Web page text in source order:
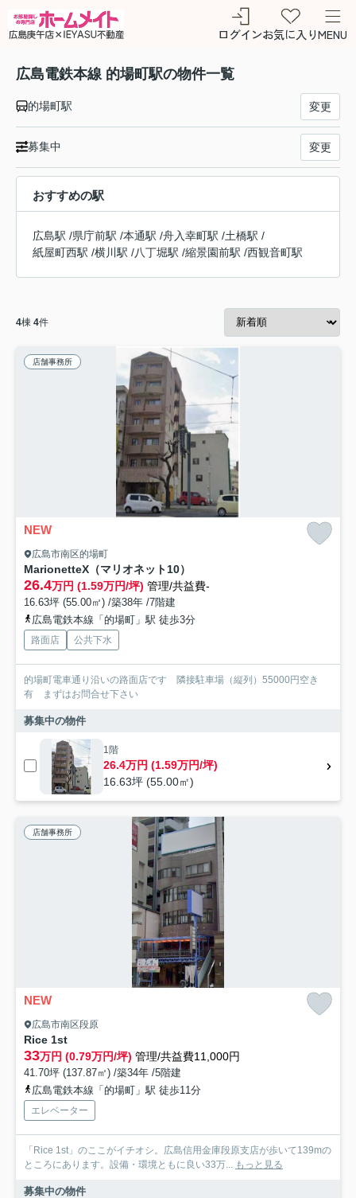
ログインお気に入りMENU
広島電鉄本線 的場町駅の物件一覧
的場町駅 変更
募集中 変更
おすすめの駅
広島駅 /県庁前駅 /本通駅 /舟入幸町駅 /土橋駅 /
紙屋町西駅 /横川駅 /八丁堀駅 /縮景園前駅 /西観音町駅
4棟 4件
店舗事務所
NEW
広島市南区的場町
MarionetteX（マリオネット10）
26.4万円 (1.59万円/坪) 管理/共益費-
16.63坪 (55.00㎡) /築38年 /7階建
広島電鉄本線「的場町」駅 徒歩3分
路面店 公共下水
的場町電車通り沿いの路面店です 隣接駐車場（縦列）55000円空き
有 まずはお問合せ下さい
募集中の物件
1階
26.4万円 (1.59万円/坪)
16.63坪 (55.00㎡)
店舗事務所
NEW
広島市南区段原
Rice 1st
33万円 (0.79万円/坪) 管理/共益費11,000円
41.70坪 (137.87㎡) /築34年 /5階建
広島電鉄本線「的場町」駅 徒歩11分
エレベーター
「Rice 1st」のここがイチオシ。広島信用金庫段原支店が歩いて139mの
ところにあります。設備・環境ともに良い33万...
もっと見る
募集中の物件